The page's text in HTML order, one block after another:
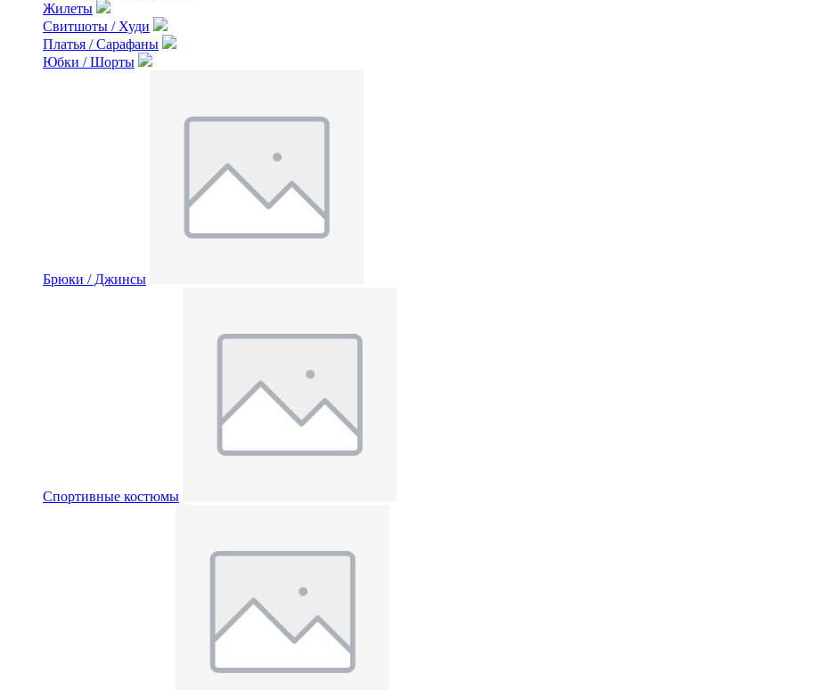
Жилеты
Свитшоты / Худи
Платья / Сарафаны
Юбки / Шорты
Брюки / Джинсы
Спортивные костюмы